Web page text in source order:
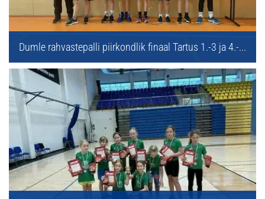
Dumle rahvastepalli piirkondlik finaal Tartus 1.-3 ja 4.-...